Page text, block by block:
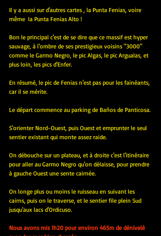
Il y a aussi sur d'autres cartes , la Punta Fenias, voire
même  la Punta Fenias Alto !
Bon le principal c'est de se dire que ce massif est hyper
sauvage, à l'ombre de ses prestigieux voisins "3000"
comme le Garmo Negro, le pic Algas, le pic Argualas, et
plus loin, les pics d'Enfer.
En résumé, le pic de Fenias n'est pas pour les fainéants,
car il se mérite.
Le départ commence au parking de Baños de Panticosa.
S'orienter Nord-Ouest, puis Ouest et emprunter le seul
sentier existant qui monte assez raide.
On débouche sur un plateau, et à droite c'est l'itinéraire
pour aller au Garmo Negro qu'on délaisse, pour prendre
à gauche Ouest une sente cairnée.
On longe plus ou moins le ruisseau en suivant les
cairns, puis on le traverse, et le sentier file plein Sud
jusqu'aux lacs d'Ordicuso.
Nous avons mis 1h20 pour environ 465m de dénivelé